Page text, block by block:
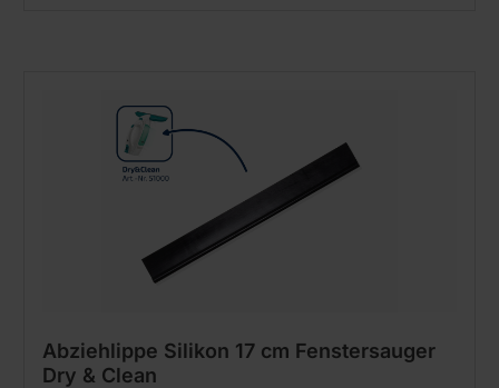
Abziehlippe Silikon 17 cm Fenstersauger
Dry & Clean